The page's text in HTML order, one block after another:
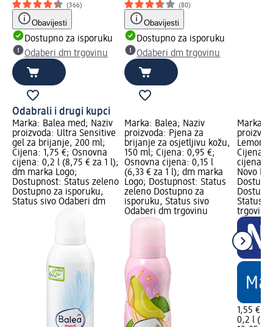
(366)
Obavijesti
Dostupno za isporuku
Odaberi dm trgovinu
(80)
Obavijesti
Dostupno za isporuku
Odaberi dm trgovinu
Odabrali i drugi kupci
Marka: Balea med; Naziv
proizvoda: Ultra Sensitive
gel za brijanje, 200 ml;
Cijena: 1,75 €; Osnovna
cijena: 0,2 l (8,75 € za 1 l);
dm marka Logo;
Dostupnost: Status zeleno
Dostupno za isporuku,
Status sivo Odaberi dm
Marka: Balea; Naziv
proizvoda: Pjena za
brijanje za osjetljivu kožu,
150 ml; Cijena: 0,95 €;
Osnovna cijena: 0,15 l
(6,33 € za 1 l); dm marka
Logo; Dostupnost: Status
zeleno Dostupno za
isporuku, Status sivo
Odaberi dm trgovinu
Marka:
Lemon
Cijena:
cijena:
Novo
Status
trgovinu
1,55 €
0,2 l